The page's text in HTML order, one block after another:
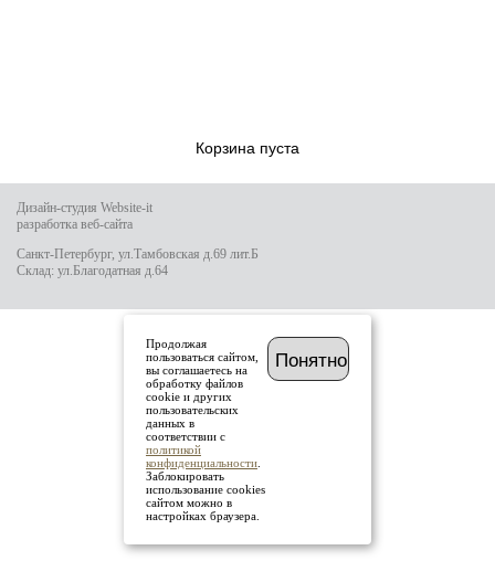
Корзина пуста
Дизайн-студия Website-it
разработка веб-сайта
Санкт-Петербург, ул.Тамбовская д.69 лит.Б
Склад: ул.Благодатная д.64
Продолжая
пользоваться сайтом,
вы соглашаетесь на
обработку файлов
cookie и других
пользовательских
данных в
соответствии с
политикой
конфиденциальности
Заблокировать
использование cookies
сайтом можно в
настройках браузера.
Понятно